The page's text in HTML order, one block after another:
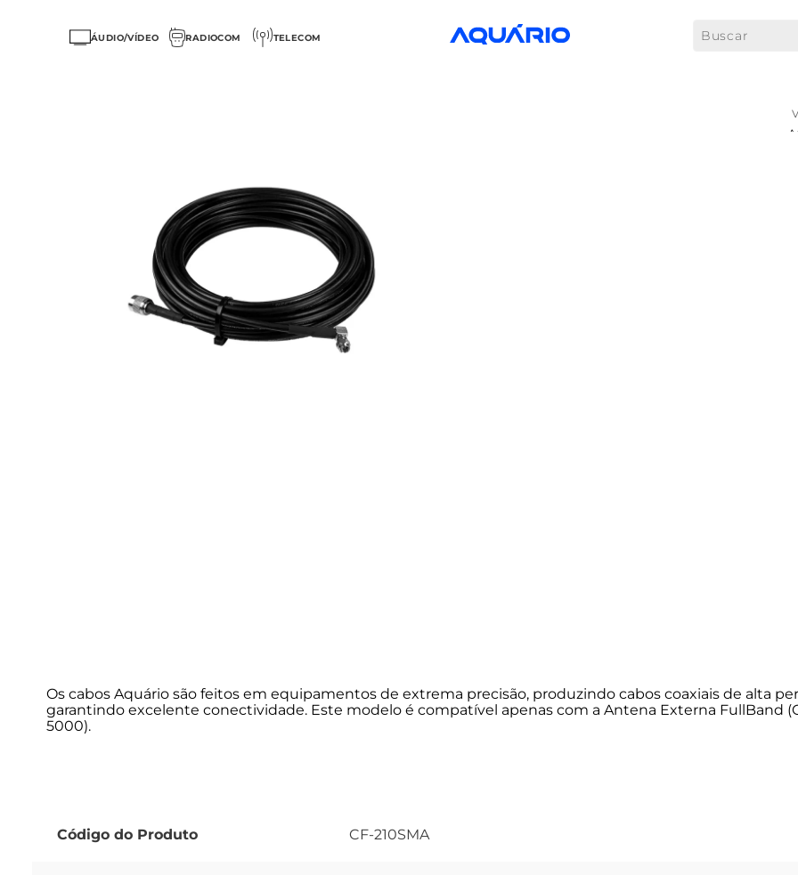
ÁUDIO/VÍDEO RADIOCOM TELECOM
Os cabos Aquário são feitos em equipamentos de extrema precisão, produzindo cabos coaxiais de alta
garantindo excelente conectividade. Este modelo é compatível apenas com a Antena Externa FullBand
5000).
Código do Produto CF-210SMA